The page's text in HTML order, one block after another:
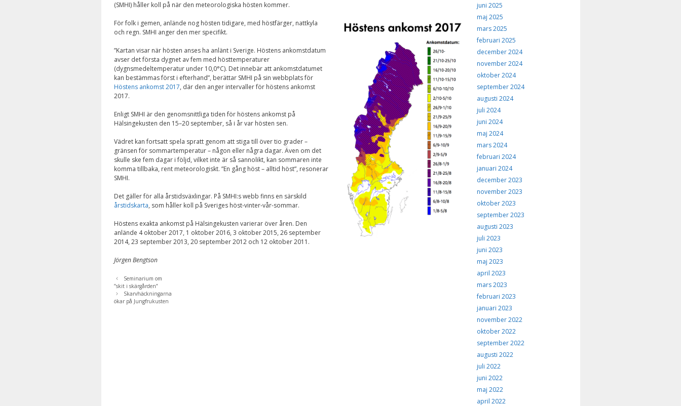
(SMHI) håller koll på när den meteorologiska hösten kommer.
För folk i gemen, anlände nog hösten tidigare, med höstfärger, nattkyla
och regn. SMHI anger den mer specifikt.
”Kartan visar när hösten anses ha anlänt i Sverige. Höstens ankomstdatum
avser det första dygnet av fem med hösttemperaturer
(dygnsmedeltemperatur under 10,0°C). Det innebär att ankomstdatumet
kan bestämmas först i efterhand”, berättar SMHI på sin webbplats för
Höstens ankomst 2017, där den anger intervaller för höstens ankomst
2017.
Enligt SMHI är den genomsnittliga tiden för höstens ankomst på
Hälsingekusten den 15–20 september, så i år var hösten sen.
Vädret kan fortsatt spela spratt genom att stiga till över tio grader –
gränsen för sommartemperatur – någon eller några dagar. Även om det
skulle ske fem dagar i följd, vilket inte är så sannolikt, kan sommaren inte
komma tillbaka, rent meteorologiskt. ”En gång höst – alltid höst”, resonerar
SMHI.
Det gäller för alla årstidsväxlingar. På SMHI:s webb finns en särskild
årstidskarta, som håller koll på Sveriges höst-vinter-vår-sommar.
Höstens exakta ankomst på Hälsingekusten varierar över åren. Den
anlände 4 oktober 2017, 1 oktober 2016, 3 oktober 2015, 26 september
2014, 23 september 2013, 20 september 2012 och 12 oktober 2011.
Jörgen Bengtson
Seminarium om
”skit i skärgården”
Skarvhäckningarna
ökar på Jungfrukusten
juni 2025
maj 2025
mars 2025
februari 2025
december 2024
november 2024
oktober 2024
september 2024
augusti 2024
juli 2024
juni 2024
maj 2024
mars 2024
februari 2024
januari 2024
december 2023
november 2023
oktober 2023
september 2023
augusti 2023
juli 2023
juni 2023
maj 2023
april 2023
mars 2023
februari 2023
januari 2023
november 2022
oktober 2022
september 2022
augusti 2022
juli 2022
juni 2022
maj 2022
april 2022
inte att välja
bort. De behövs
huvud taget
ska fungera.
Statistik
För att vi ska
kunna
förbättra
hemsidans
funktionalitet
och
uppbyggnad,
baserat på
hur
hemsidan
används.
Upplevelse
För att vår